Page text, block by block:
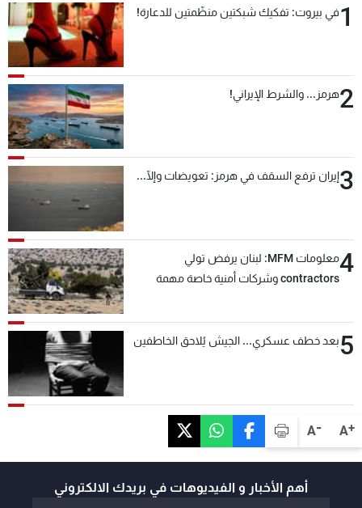
A+
A-
1في بيروت: تفكيك شبكتين منظّمتين للدعارة!
2هرمز... والشرط الإيراني!
3إيران ترفع السقف في هرمز: تعويضات وإلّا...
4
معلومات MFM: لبنان يرفض تولي
contractors وشركات أمنية خاصة مهمة
5بعد خطف عسكري... الجيش يُلاحق الخاطفين
أهم الأخبار و الفيديوهات في بريدك الالكتروني